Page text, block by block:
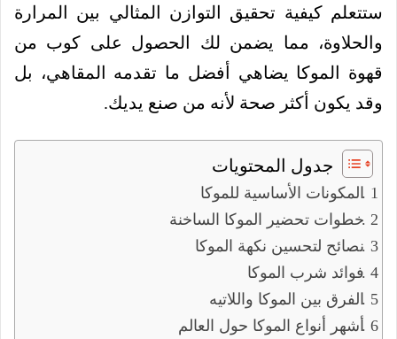
ستتعلم كيفية تحقيق التوازن المثالي بين المرارة
والحلاوة، مما يضمن لك الحصول على كوب من
قهوة الموكا يضاهي أفضل ما تقدمه المقاهي، بل
وقد يكون أكثر صحة لأنه من صنع يديك.
جدول المحتويات
المكونات الأساسية للموكا
خطوات تحضير الموكا الساخنة
نصائح لتحسين نكهة الموكا
فوائد شرب الموكا
الفرق بين الموكا واللاتيه
أشهر أنواع الموكا حول العالم